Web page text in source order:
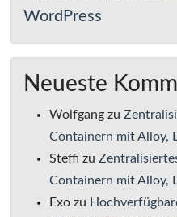
WordPress
Neueste
Wolfgang zu
Containern mit Alloy,
Steffi zu
Containern mit Alloy,
Exo zu